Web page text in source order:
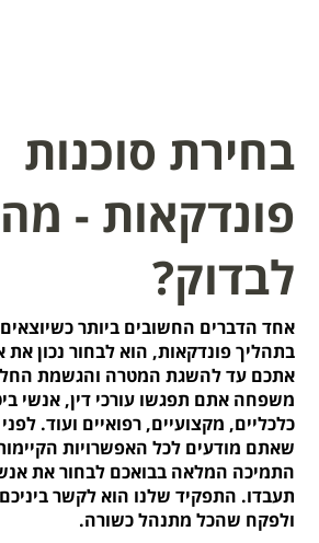
בחירת סוכנות
פונדקאות -
לבדוק?
אחד הדברים החשובים ביותר
בתהליך פונדקאות, הוא לבחור נכון את
אתכם עד להשגת המטרה והגשמת
משפחה אתם תפגשו עורכי דין, אנשי
כלכליים, מקצועיים, רפואיים ועוד.
שאתם מודעים לכל האפשרויות
התמיכה המלאה בבואכם לבחור את
תעבדו. התפקיד שלנו הוא לקשר ביניכם
ולפקח שהכל מתנהל כשורה.